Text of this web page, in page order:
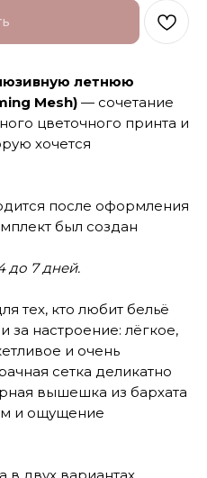
летнюю
Mesh) — сочетание
цветочного принта и
хочется
после оформления
был создан
до 7 дней.
тех, кто любит бельё
за настроение: лёгкое,
и очень
сетка деликатно
вышешка из бархата
и ощущение